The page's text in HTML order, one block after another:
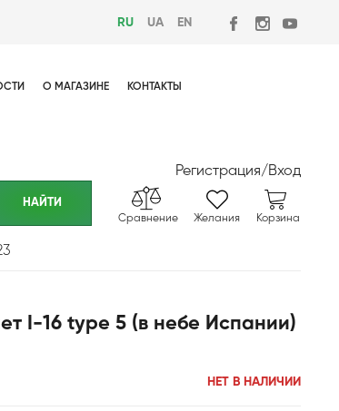
RU UA EN
О МАГАЗИНЕ КОНТАКТЫ
Регистрация/Вход
Сравнение Желания Корзина
I-16 type 5 (в небе Испании)
НЕТ В НАЛИЧИИ